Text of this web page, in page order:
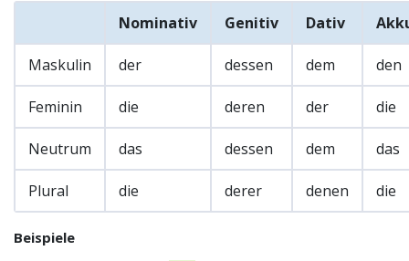
Nominativ Genitiv Dativ
Maskulin der dessen dem den
Feminin die deren der die
Neutrum das dessen dem das
Plural die derer denen die
Beispiele